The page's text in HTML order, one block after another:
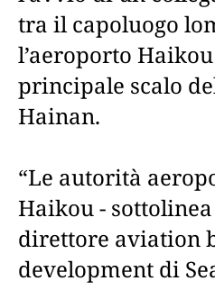
tra il capoluogo
l’aeroporto
principale scalo
Hainan.
“Le autorità
Haikou - sottolinea
direttore aviation
development di